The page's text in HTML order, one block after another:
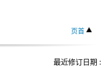
页首
最近修订日期 :